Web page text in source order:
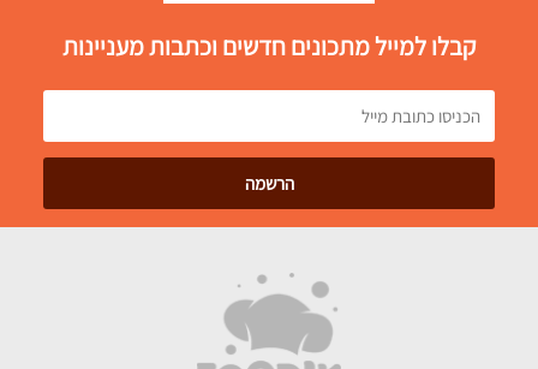
קבלו למייל מתכונים חדשים וכתבות מעניינות